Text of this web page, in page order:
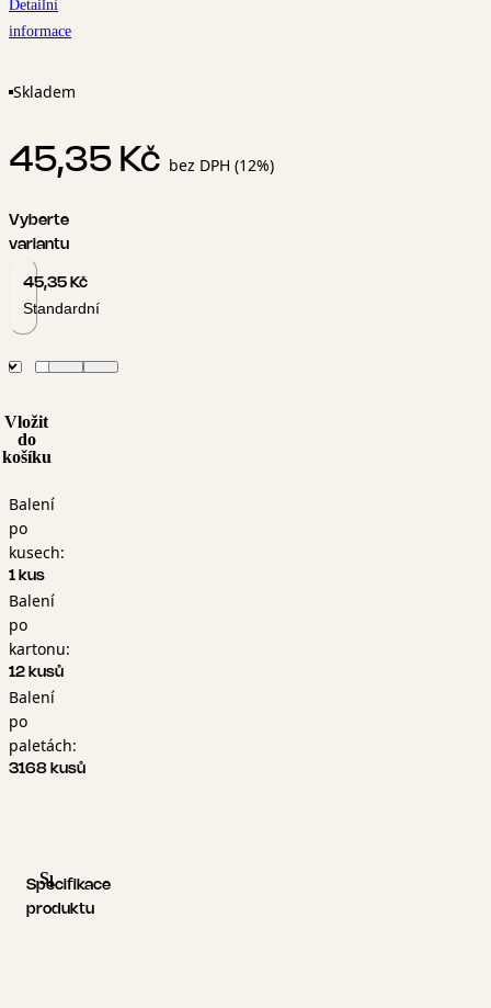
Detailní
informace
Skladem
45,35 Kč bez DPH (12%)
Vyberte
variantu
45,35 Kč
Standardní
Vložit
do
košíku
Balení
po
kusech:
1 kus
Balení
po
kartonu:
12 kusů
Balení
po
paletách:
3168 kusů
Specifikace produktu
Specifikace
produktu